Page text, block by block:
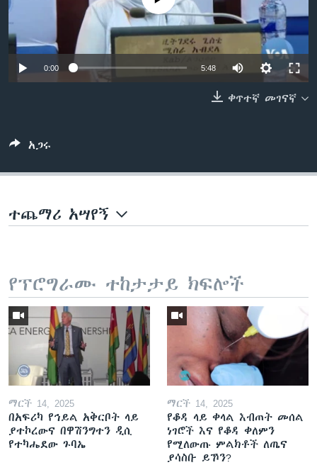
ቋንቋዎች
0:00 5:48
ቀጥተኛ መገናኛ
አጋሩ
ተጨማሪ አሣየኝ
የፕሮግራሙ ተከታታይ ክፍሎች
ማርች 14, 2025
በአፍሪካ የኅይል አቅርቦት ላይ
ያተኮረውና በዋሽንግተን ዲሲ
የተካሔደው ጉባኤ
ማርች 14, 2025
የቆዳ ላይ ቀላል እብጠት መሰል
ነገሮች እና የቆዳ ቀለምን
የሚለውጡ ምልክቶች ለጤና
ያሳስቡ ይኾን?